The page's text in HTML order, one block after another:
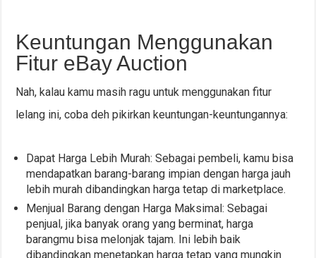
Keuntungan Menggunakan
Fitur eBay Auction
Nah, kalau kamu masih ragu untuk menggunakan fitur
lelang ini, coba deh pikirkan keuntungan-keuntungannya:
Dapat Harga Lebih Murah: Sebagai pembeli, kamu bisa
mendapatkan barang-barang impian dengan harga jauh
lebih murah dibandingkan harga tetap di marketplace.
Menjual Barang dengan Harga Maksimal: Sebagai
penjual, jika banyak orang yang berminat, harga
barangmu bisa melonjak tajam. Ini lebih baik
dibandingkan menetapkan harga tetap yang mungkin